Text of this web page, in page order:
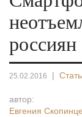
россиян
25.02.2016 |
автор:
Евгения